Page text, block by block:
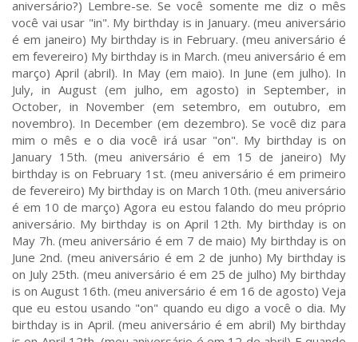
aniversário?) Lembre-se. Se você somente me diz o mês
você vai usar "in". My birthday is in January. (meu aniversário
é em janeiro) My birthday is in February. (meu aniversário é
em fevereiro) My birthday is in March. (meu aniversário é em
março) April (abril). In May (em maio). In June (em julho). In
July, in August (em julho, em agosto) in September, in
October, in November (em setembro, em outubro, em
novembro). In December (em dezembro). Se você diz para
mim o mês e o dia você irá usar "on". My birthday is on
January 15th. (meu aniversário é em 15 de janeiro) My
birthday is on February 1st. (meu aniversário é em primeiro
de fevereiro) My birthday is on March 10th. (meu aniversário
é em 10 de março) Agora eu estou falando do meu próprio
aniversário. My birthday is on April 12th. My birthday is on
May 7h. (meu aniversário é em 7 de maio) My birthday is on
June 2nd. (meu aniversário é em 2 de junho) My birthday is
on July 25th. (meu aniversário é em 25 de julho) My birthday
is on August 16th. (meu aniversário é em 16 de agosto) Veja
que eu estou usando "on" quando eu digo a você o dia. My
birthday is in April. (meu aniversário é em abril) My birthday